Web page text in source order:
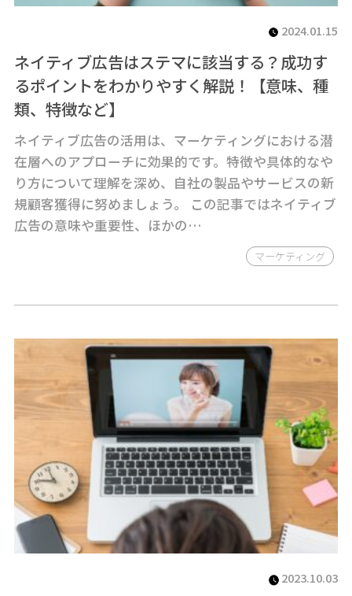
2024.01.15
ネイティブ広告はステマに該当する？成功す
るポイントをわかりやすく解説！【意味、種
類、特徴など】
ネイティブ広告の活用は、マーケティングにおける潜
在層へのアプローチに効果的です。特徴や具体的なや
り方について理解を深め、自社の製品やサービスの新
規顧客獲得に努めましょう。 この記事ではネイティブ
広告の意味や重要性、ほかの…
マーケティング
2023.10.03